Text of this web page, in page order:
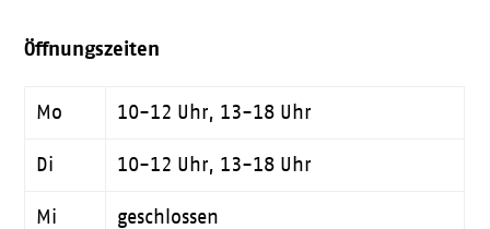
Öffnungszeiten
Mo 10-12 Uhr, 13-18 Uhr
Di 10-12 Uhr, 13-18 Uhr
Mi geschlossen